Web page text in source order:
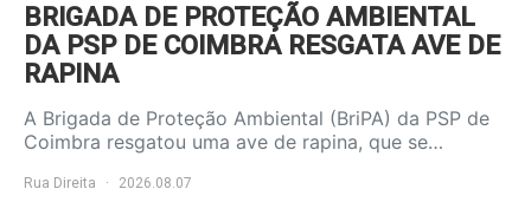
BRIGADA DE PROTEÇÃO AMBIENTAL
DA PSP DE COIMBRA RESGATA AVE DE
RAPINA
A Brigada de Proteção Ambiental (BriPA) da PSP de
Coimbra resgatou uma ave de rapina, que se…
Rua Direita 2026.08.07